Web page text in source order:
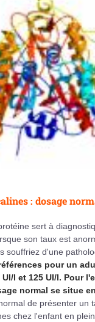
: dosage
sert à
son taux est
souffriez d'une
pour un
l et 125 UI/l. Pour
normal se situe
de présenter un
chez l'enfant en